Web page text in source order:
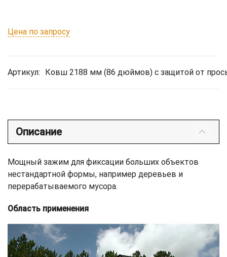
Цена по запросу
Артикул: Ковш 2188 мм (86 дюймов) с защитой от
Описание
Мощный зажим для фиксации больших объектов
нестандартной формы, например деревьев и
перерабатываемого мусора.
Область применения